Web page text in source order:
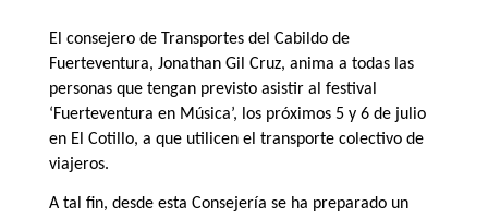
El consejero de Transportes del Cabildo de
Fuerteventura, Jonathan Gil Cruz, anima a todas las
personas que tengan previsto asistir al festival
‘Fuerteventura en Música’, los próximos 5 y 6 de julio
en El Cotillo, a que utilicen el transporte colectivo de
viajeros.
A tal fin, desde esta Consejería se ha preparado un